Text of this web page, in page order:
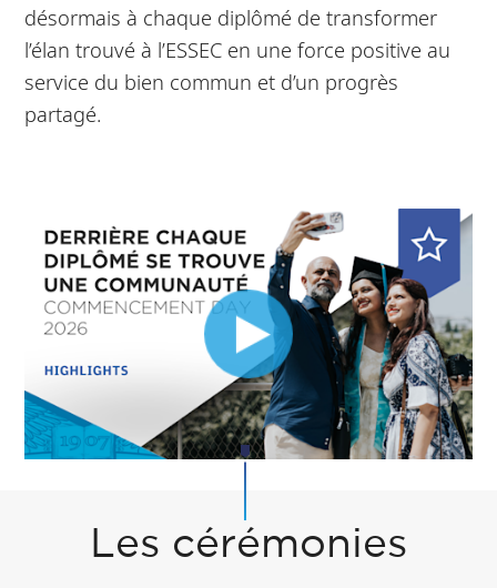
désormais à chaque diplômé de transformer
l’élan trouvé à l’ESSEC en une force positive au
service du bien commun et d’un progrès
partagé.
Les cérémonies